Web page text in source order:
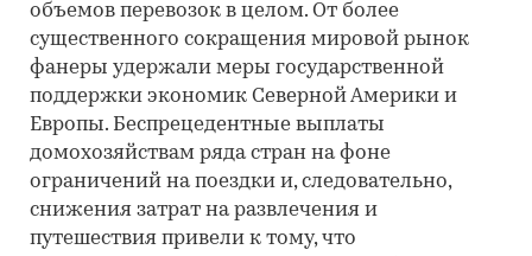
объемов перевозок в целом. От более
существенного сокращения мировой рынок
фанеры удержали меры государственной
поддержки экономик Северной Америки и
Европы. Беспрецедентные выплаты
домохозяйствам ряда стран на фоне
ограничений на поездки и, следовательно,
снижения затрат на развлечения и
путешествия привели к тому, что